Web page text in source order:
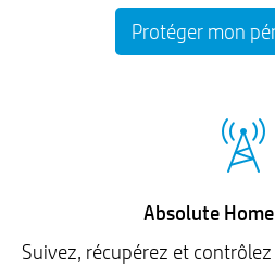
Protéger mon
Absolute
Suivez, récupérez et